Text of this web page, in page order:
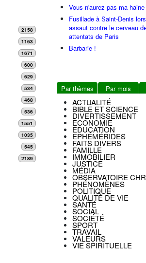
2158
1163
1671
600
629
534
468
536
1551
1035
545
2189
Vous n'aurez pas ma haine
Fusillade à Saint-Denis lors
assaut contre le cerveau
attentats de Paris
Barbarie !
Par thèmes Par mois
ACTUALITÉ
BIBLE ET SCIENCE
DIVERTISSEMENT
ECONOMIE
EDUCATION
EPHÉMÉRIDES
FAITS DIVERS
FAMILLE
IMMOBILIER
JUSTICE
MÉDIA
OBSERVATOIRE
PHÉNOMÈNES
POLITIQUE
QUALITÉ DE VIE
SANTÉ
SOCIAL
SOCIÉTÉ
SPORT
TRAVAIL
VALEURS
VIE SPIRITUELLE